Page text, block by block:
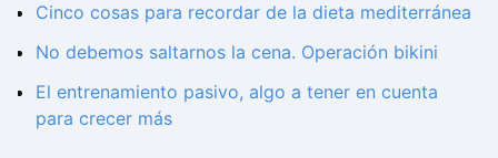
Cinco cosas para recordar de la dieta mediterránea
No debemos saltarnos la cena. Operación bikini
El entrenamiento pasivo, algo a tener en cuenta
para crecer más